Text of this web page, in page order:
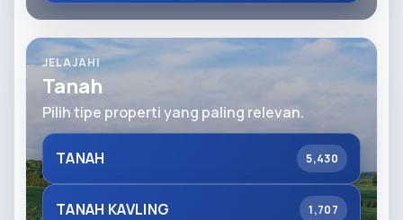
JELAJAHI
Tanah
Pilih tipe properti yang paling relevan.
TANAH 5,430
TANAH KAVLING 1,707